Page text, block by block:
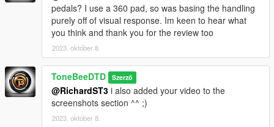
pedals? I use a 360 pad, so was basing the handling
purely off of visual response. Im keen to hear what
you think and thank you for the review too
2023. október 8.
ToneBeeDTD Szerző
@RichardST3 i also added your video to the
screenshots section ^^ ;)
2023. október 8.